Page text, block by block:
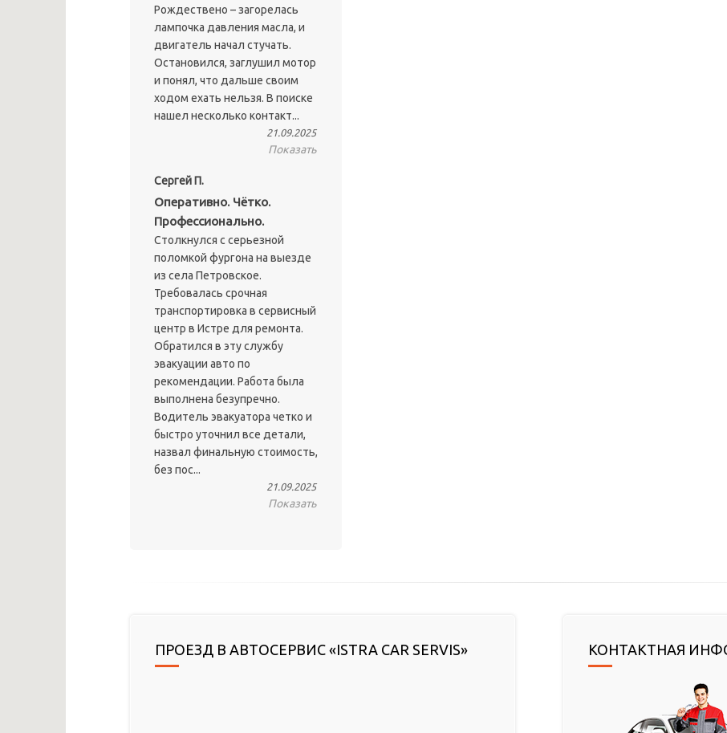
Рождествено – загорелась
лампочка давления масла, и
двигатель начал стучать.
Остановился, заглушил мотор
и понял, что дальше своим
ходом ехать нельзя. В поиске
нашел несколько контакт...
21.09.2025
Показать
Сергей П.
Оперативно. Чётко.
Профессионально.
Столкнулся с серьезной
поломкой фургона на выезде
из села Петровское.
Требовалась срочная
транспортировка в сервисный
центр в Истре для ремонта.
Обратился в эту службу
эвакуации авто по
рекомендации. Работа была
выполнена безупречно.
Водитель эвакуатора четко и
быстро уточнил все детали,
назвал финальную стоимость,
без пос...
21.09.2025
Показать
ПРОЕЗД В АВТОСЕРВИС «ISTRA CAR SERVIS» КОНТАКТНАЯ